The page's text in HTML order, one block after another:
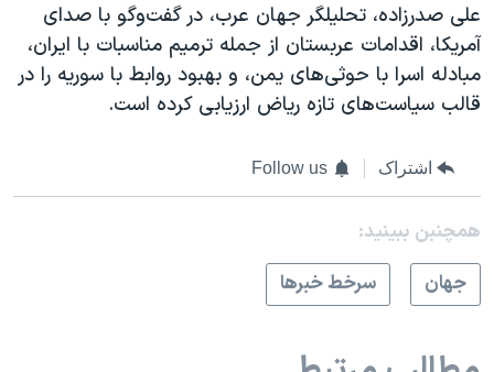
علی صدرزاده، تحلیلگر جهان عرب، در گفت‌و‌گو با صدای
آمریکا، اقدامات عربستان از جمله ترمیم مناسبات با ایران،
مبادله اسرا با حوثی‌های یمن، و بهبود روابط با سوریه را در
قالب سیاست‌های تازه ریاض ارزیابی کرده است.
اشتراک Follow us
همچنبن ببینید:
جهان
سرخط خبرها